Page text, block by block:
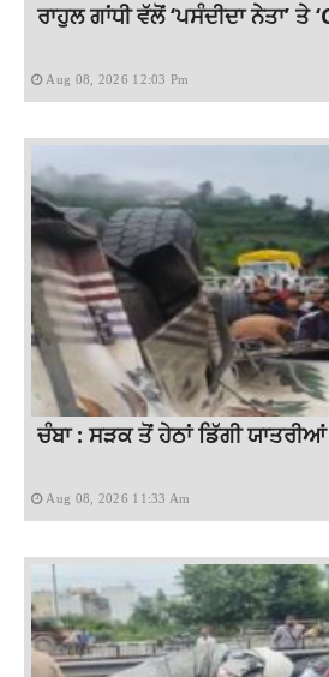
ਰਾਹੁਲ ਗਾਂਧੀ ਵੱਲੋਂ ‘ਪਸੰਦੀਦਾ ਨੇਤਾ’ ਤੇ
Aug 08, 2026 12:03 Pm
ਚੰਬਾ : ਸੜਕ ਤੋਂ ਹੇਠਾਂ ਡਿੱਗੀ
Aug 08, 2026 11:33 Am